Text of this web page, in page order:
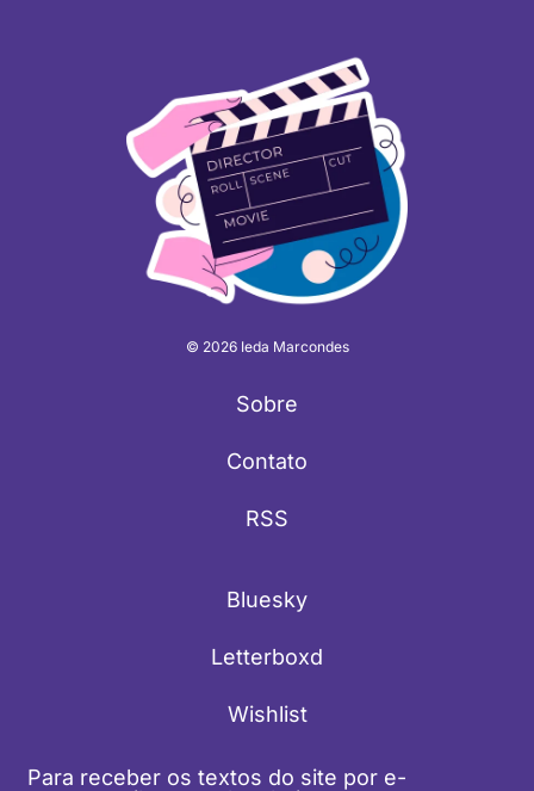
© 2026 Ieda Marcondes
Sobre
Contato
RSS
Bluesky
Letterboxd
Wishlist
Para receber os textos do site por e-